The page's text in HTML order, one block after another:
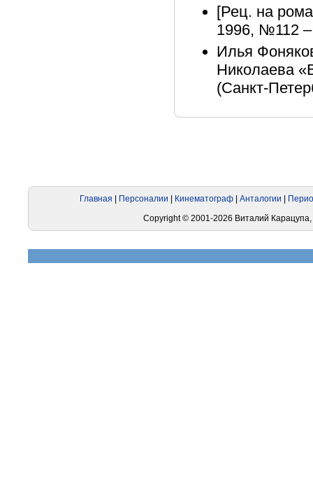
[Рец. на
1996, №112
Илья
Николаева
(Санкт-